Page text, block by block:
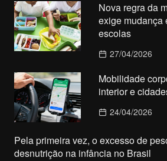
Nova regra da
exige mudança
escolas
27/04/2026
Mobilidade
interior e
24/04/2026
Pela primeira vez, o excesso de
desnutrição na infância no Brasil